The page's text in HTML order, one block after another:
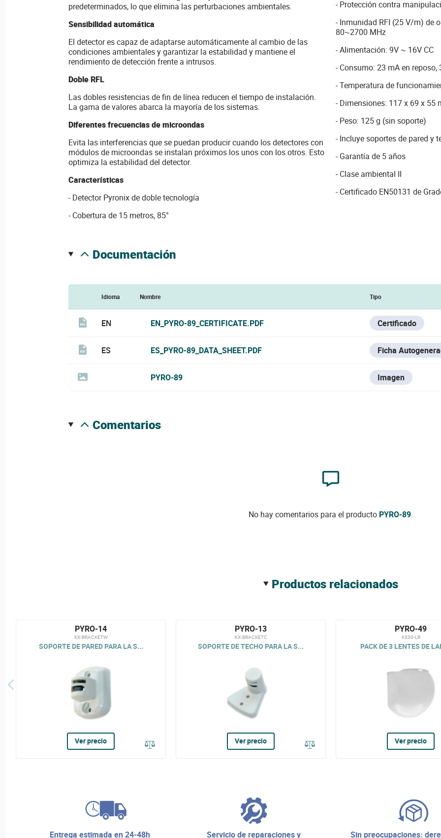
predeterminados, lo que elimina las perturbaciones ambientales.
Sensibilidad automática
El detector es capaz de adaptarse automáticamente al cambio de las
condiciones ambientales y garantizar la estabilidad y mantiene el
rendimiento de detección frente a intrusos.
Doble RFL
Las dobles resistencias de fin de línea reducen el tiempo de instalación.
La gama de valores abarca la mayoría de los sistemas.
Diferentes frecuencias de microondas
Evita las interferencias que se puedan producir cuando los detectores con
módulos de microondas se instalan próximos los unos con los otros. Esto
optimiza la estabilidad del detector.
Características
- Detector Pyronix de doble tecnología
- Cobertura de 15 metros, 85°
- Protección contra
- Inmunidad RFI (25 V/m) de
80~2700 MHz
- Alimentación: 9V ~ 16V CC
- Consumo: 23 mA en reposo,
- Temperatura de
- Dimensiones: 117 x 69 x 55
- Peso: 125 g (sin soporte)
- Incluye soportes de pared y
- Garantía de 5 años
- Clase ambiental II
- Certificado EN50131 de
documentación
Idioma Nombre Tipo
EN EN_PYRO-89_CERTIFICATE.PDF Certificado
ES ES_PYRO-89_DATA_SHEET.PDF Ficha
PYRO-89 Imagen
comentarios
No hay comentarios para el producto PYRO-89.
productos relacionados
PYRO-14
KX-BRACKETW
SOPORTE DE PARED PARA LA S...
Ver precio
PYRO-13
KX-BRACKETC
SOPORTE DE TECHO PARA LA S...
Ver precio
PYRO-49
KX30-LR
PACK DE 3 LENTES DE
Ver precio
entrega estimada en 24-48h servicio de reparaciones y sin preocupaciones: derecho de